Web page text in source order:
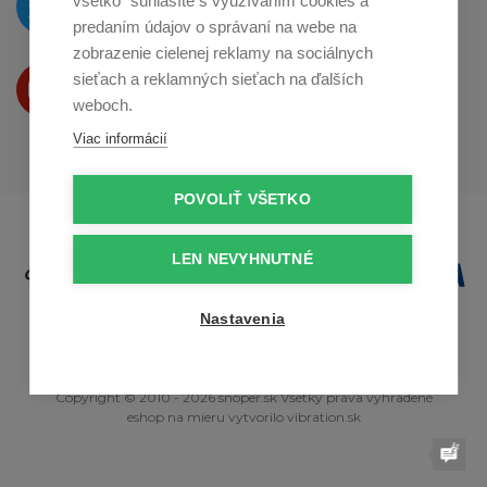
na Twitteri
Produkty Vám predstavujeme
naYoutube
Copyright © 2010 - 2026 snoper.sk Všetky práva vyhradené
eshop na mieru vytvorilo vibration.sk
predaním údajov o správaní na webe na
zobrazenie cielenej reklamy na sociálnych
sieťach a reklamných sieťach na ďalších
weboch.
Viac informácií
POVOLIŤ VŠETKO
LEN NEVYHNUTNÉ
Nastavenia